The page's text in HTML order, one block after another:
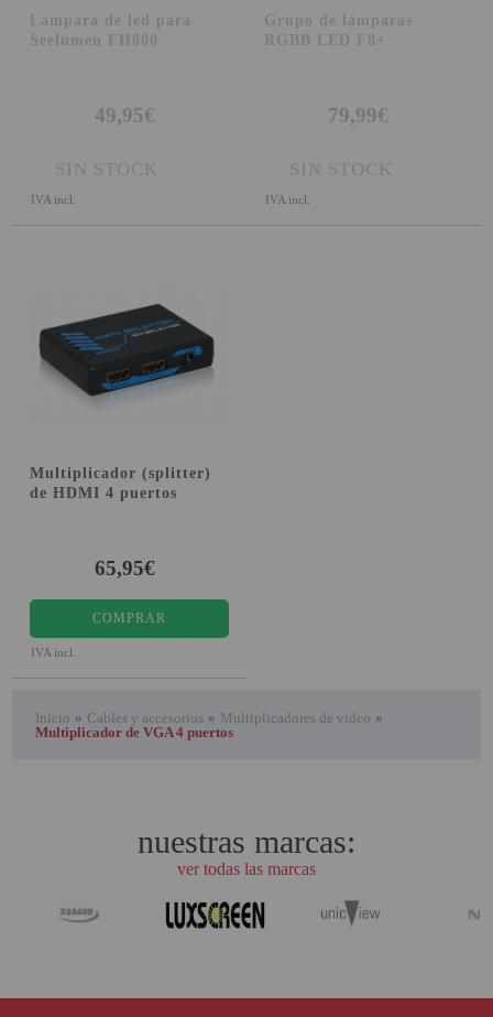
Lampara de led para
Seelumen FH800
49,95€
SIN STOCK
IVA incl.
Grupo de lámparas
RGBB LED F8+
79,99€
SIN STOCK
IVA incl.
Multiplicador (splitter)
de HDMI 4 puertos
65,95€
COMPRAR
IVA incl.
Inicio » Cables y accesorios » Multiplicadores de video »
Multiplicador de VGA 4 puertos
nuestras marcas:
ver todas las marcas